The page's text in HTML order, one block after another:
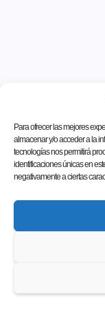
Para ofrecer las mejores
almacenar y/o acceder a la
tecnologías nos permitirá
identificaciones únicas en
negativamente a ciertas